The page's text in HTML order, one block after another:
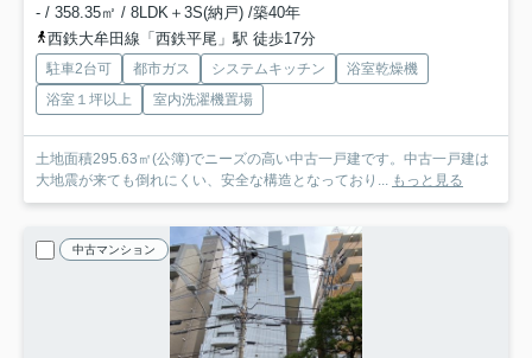
- / 358.35㎡ / 8LDK＋3S(納戸) /築40年
西鉄大牟田線「西鉄平尾」駅 徒歩17分
駐車2台可 都市ガス システムキッチン
浴室乾燥機
浴室１坪以上
室内洗濯機置場
土地面積295.63㎡(公簿)でニーズの高い中古一戸建です。中古一戸建は
大地震が来ても倒れにくい、安全な構造となっており...
もっと見る
中古マンション